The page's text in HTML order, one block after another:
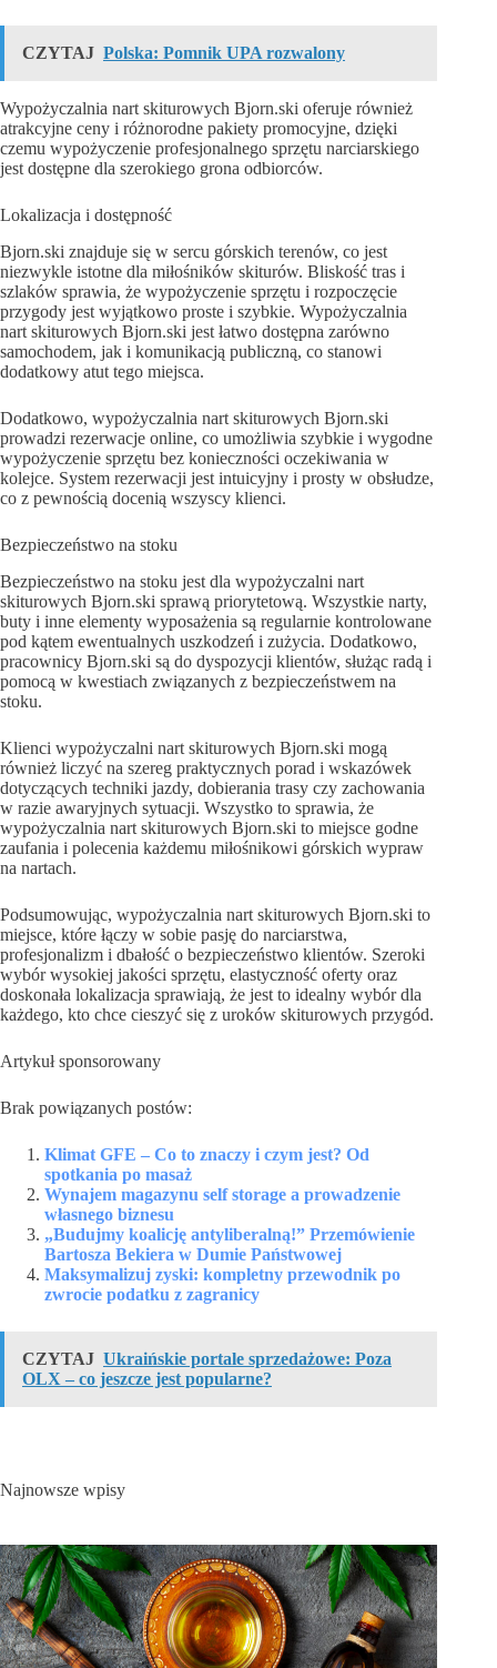
CZYTAJ Polska: Pomnik UPA rozwalony
Wypożyczalnia nart skiturowych Bjorn.ski oferuje również
atrakcyjne ceny i różnorodne pakiety promocyjne, dzięki
czemu wypożyczenie profesjonalnego sprzętu narciarskiego
jest dostępne dla szerokiego grona odbiorców.
Lokalizacja i dostępność
Bjorn.ski znajduje się w sercu górskich terenów, co jest
niezwykle istotne dla miłośników skiturów. Bliskość tras i
szlaków sprawia, że wypożyczenie sprzętu i rozpoczęcie
przygody jest wyjątkowo proste i szybkie. Wypożyczalnia
nart skiturowych Bjorn.ski jest łatwo dostępna zarówno
samochodem, jak i komunikacją publiczną, co stanowi
dodatkowy atut tego miejsca.
Dodatkowo, wypożyczalnia nart skiturowych Bjorn.ski
prowadzi rezerwacje online, co umożliwia szybkie i wygodne
wypożyczenie sprzętu bez konieczności oczekiwania w
kolejce. System rezerwacji jest intuicyjny i prosty w obsłudze,
co z pewnością docenią wszyscy klienci.
Bezpieczeństwo na stoku
Bezpieczeństwo na stoku jest dla wypożyczalni nart
skiturowych Bjorn.ski sprawą priorytetową. Wszystkie narty,
buty i inne elementy wyposażenia są regularnie kontrolowane
pod kątem ewentualnych uszkodzeń i zużycia. Dodatkowo,
pracownicy Bjorn.ski są do dyspozycji klientów, służąc radą i
pomocą w kwestiach związanych z bezpieczeństwem na
stoku.
Klienci wypożyczalni nart skiturowych Bjorn.ski mogą
również liczyć na szereg praktycznych porad i wskazówek
dotyczących techniki jazdy, dobierania trasy czy zachowania
w razie awaryjnych sytuacji. Wszystko to sprawia, że
wypożyczalnia nart skiturowych Bjorn.ski to miejsce godne
zaufania i polecenia każdemu miłośnikowi górskich wypraw
na nartach.
Podsumowując, wypożyczalnia nart skiturowych Bjorn.ski to
miejsce, które łączy w sobie pasję do narciarstwa,
profesjonalizm i dbałość o bezpieczeństwo klientów. Szeroki
wybór wysokiej jakości sprzętu, elastyczność oferty oraz
doskonała lokalizacja sprawiają, że jest to idealny wybór dla
każdego, kto chce cieszyć się z uroków skiturowych przygód.
Artykuł sponsorowany
Brak powiązanych postów:
Klimat GFE – Co to znaczy i czym jest? Od
spotkania po masaż
Wynajem magazynu self storage a prowadzenie
własnego biznesu
„Budujmy koalicję antyliberalną!” Przemówienie
Bartosza Bekiera w Dumie Państwowej
Maksymalizuj zyski: kompletny przewodnik po
zwrocie podatku z zagranicy
CZYTAJ Ukraińskie portale sprzedażowe: Poza
OLX – co jeszcze jest popularne?
Najnowsze wpisy